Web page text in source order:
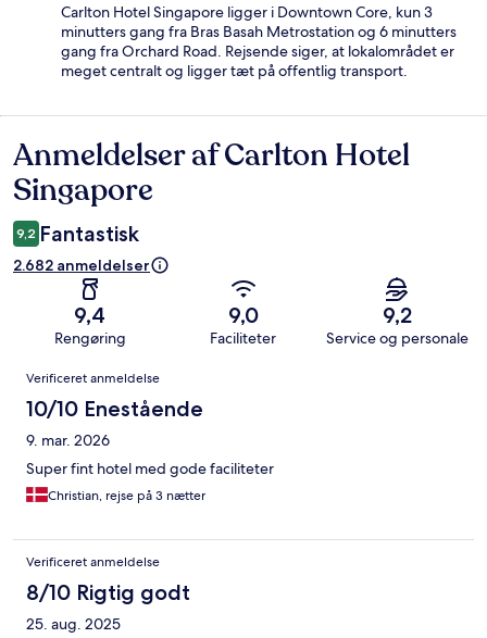
Carlton Hotel Singapore ligger i Downtown Core, kun 3
minutters gang fra Bras Basah Metrostation og 6 minutters
gang fra Orchard Road. Rejsende siger, at lokalområdet er
meget centralt og ligger tæt på offentlig transport.
Anmeldelser
Anmeldelser af Carlton Hotel
Singapore
9,2 Fantastisk
2.682 anmeldelser
9,4
Rengøring
9,0
Faciliteter
9,2
Service og personale
Anmeldelser
Verificeret anmeldelse
10/10 Enestående
9. mar. 2026
Super fint hotel med gode faciliteter
Christian, rejse på 3 nætter
Verificeret anmeldelse
8/10 Rigtig godt
25. aug. 2025